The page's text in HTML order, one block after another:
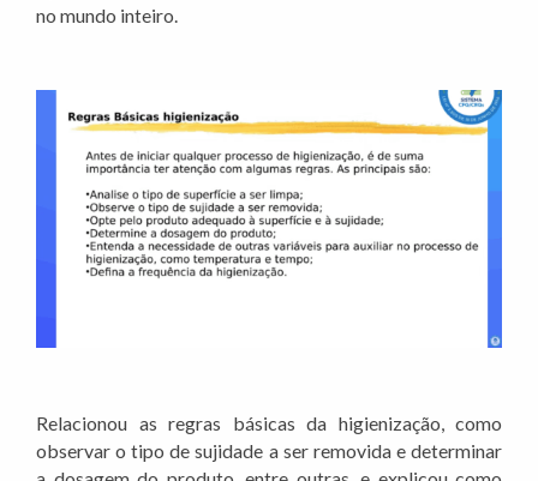
no mundo inteiro.
Relacionou as regras básicas da higienização, como
observar o tipo de sujidade a ser removida e determinar